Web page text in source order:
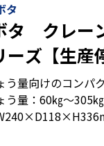
タ
タ クレー
ーズ【生産
日まで！
う量向けのコンパ
量：60㎏～305